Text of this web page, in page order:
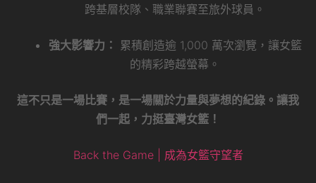
跨基層校隊、職業聯賽至旅外球員。
強大影響力：
累積創造逾 1,000 萬次瀏覽，讓女籃
的精彩跨越螢幕。
這不只是一場比賽，是一場關於力量與夢想的紀錄。讓我
們一起，力挺臺灣女籃！
Back the Game | 成為女籃守望者